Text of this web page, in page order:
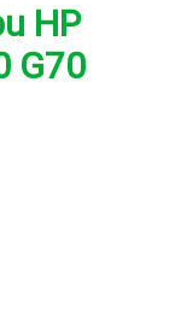
HP
G70